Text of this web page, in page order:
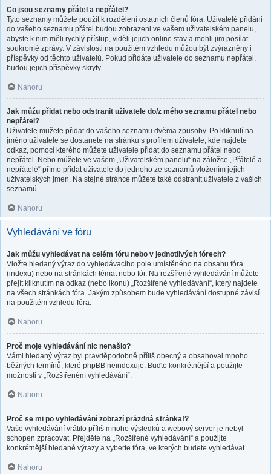
Co jsou seznamy přátel a nepřátel?
Tyto seznamy můžete použít k rozdělení ostatních členů fóra. Uživatelé přidáni
do vašeho seznamu přátel budou zobrazeni ve vašem uživatelském panelu,
abyste k nim měli rychlý přístup, viděli jejich online stav a mohli jim posílat
soukromé zprávy. V závislosti na použitém vzhledu můžou být zvýrazněny i
příspěvky od těchto uživatelů. Pokud přidáte uživatele do seznamu nepřátel,
budou jejich příspěvky skryty.
Nahoru
Jak můžu přidat nebo odstranit uživatele do/z mého seznamu přátel nebo
nepřátel?
Uživatele můžete přidat do vašeho seznamu dvěma způsoby. Po kliknutí na
jméno uživatele se dostanete na stránku s profilem uživatele, kde najdete
odkaz, pomocí kterého můžete uživatele přidat do seznamu přátel nebo
nepřátel. Nebo můžete ve vašem „Uživatelském panelu“ na záložce „Přátelé a
nepřátelé“ přímo přidat uživatele do jednoho ze seznamů vložením jejich
uživatelských jmen. Na stejné stránce můžete také odstranit uživatele z vašich
seznamů.
Nahoru
Vyhledávání ve fóru
Jak můžu vyhledávat na celém fóru nebo v jednotlivých fórech?
Vložte hledaný výraz do vyhledávacího pole umístěného na obsahu fóra
(indexu) nebo na stránkách témat nebo fór. Na rozšířené vyhledávání můžete
přejít kliknutím na odkaz (nebo ikonu) „Rozšířené vyhledávání“, který najdete
na všech stránkách fóra. Jakým způsobem bude vyhledávání dostupné závisí
na použitém vzhledu fóra.
Nahoru
Proč moje vyhledávání nic nenašlo?
Vámi hledaný výraz byl pravděpodobně příliš obecný a obsahoval mnoho
běžných termínů, které phpBB neindexuje. Buďte konkrétnější a použijte
možnosti v „Rozšířeném vyhledávání“.
Nahoru
Proč se mi po vyhledávání zobrazí prázdná stránka!?
Vaše vyhledávání vrátilo příliš mnoho výsledků a webový server je nebyl
schopen zpracovat. Přejděte na „Rozšířené vyhledávání“ a použijte
konkrétnější hledané výrazy a vyberte fóra, ve kterých budete vyhledávat.
Nahoru